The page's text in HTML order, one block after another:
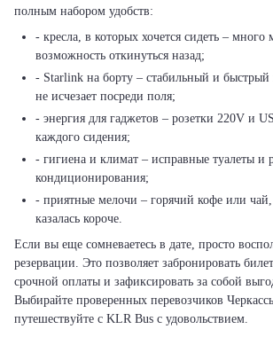
полным набором удобств:
- кресла, в которых хочется сидеть – много
возможность откинуться назад;
- Starlink на борту – стабильный и быстрый
не исчезает посреди поля;
- энергия для гаджетов – розетки 220V и
каждого сидения;
- гигиена и климат – исправные туалеты и
кондиционирования;
- приятные мелочи – горячий кофе или
казалась короче.
Если вы еще сомневаетесь в дате, просто
резервации. Это позволяет забронировать
срочной оплаты и зафиксировать за собой
Выбирайте проверенных перевозчиков
путешествуйте с KLR Bus с удовольствием.